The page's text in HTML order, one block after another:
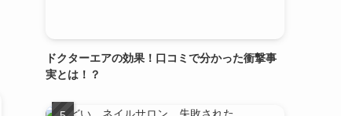
ドクターエアの効果！口コミで分かった衝撃事
実とは！？